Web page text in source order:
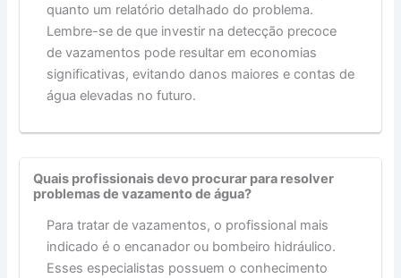
quanto um relatório detalhado do problema.
Lembre-se de que investir na detecção precoce
de vazamentos pode resultar em economias
significativas, evitando danos maiores e contas de
água elevadas no futuro.
Quais profissionais devo procurar para resolver
problemas de vazamento de água?
Para tratar de vazamentos, o profissional mais
indicado é o encanador ou bombeiro hidráulico.
Esses especialistas possuem o conhecimento